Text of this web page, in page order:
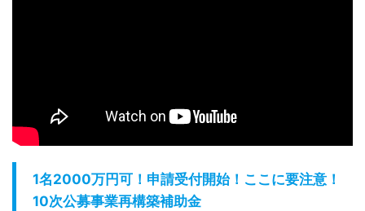
1名2000万円可！申請受付開始！ここに要注意！
10次公募事業再構築補助金